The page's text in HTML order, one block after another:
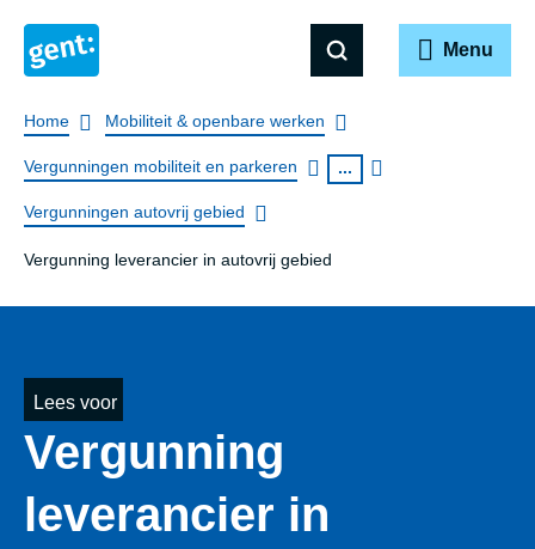
Menu
Breadcrumb
Home Mobiliteit & openbare werken
Vergunningen mobiliteit en parkeren ...
Vergunningen autovrij gebied
Vergunning leverancier in autovrij gebied
Lees voor
Vergunning
leverancier in